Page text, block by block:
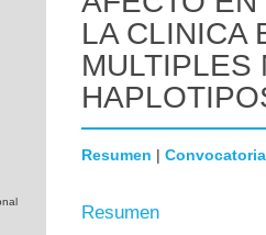
LA CLINICA
MULTIPLES
Resumen | Convocatoria
Resumen